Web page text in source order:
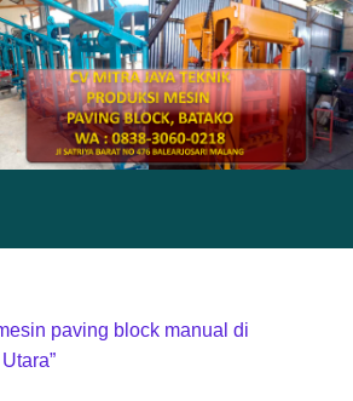
paving block manual di